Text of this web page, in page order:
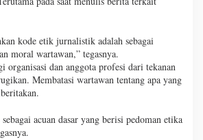
kode etik jurnalistik adalah sebagai
moral wartawan,” tegasnya.
organisasi dan anggota profesi dari tekanan
Membatasi wartawan tentang apa yang
acuan dasar yang berisi pedoman etika